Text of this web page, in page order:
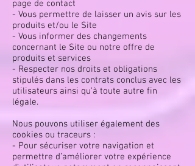
page de contact
- Vous permettre de laisser un avis sur les
produits et/ou le Site
- Vous informer des changements
concernant le Site ou notre offre de
produits et services
- Respecter nos droits et obligations
stipulés dans les contrats conclus avec les
utilisateurs ainsi qu’à toute autre fin
légale.
Nous pouvons utiliser également des
cookies ou traceurs :
- Pour sécuriser votre navigation et
permettre d’améliorer votre expérience